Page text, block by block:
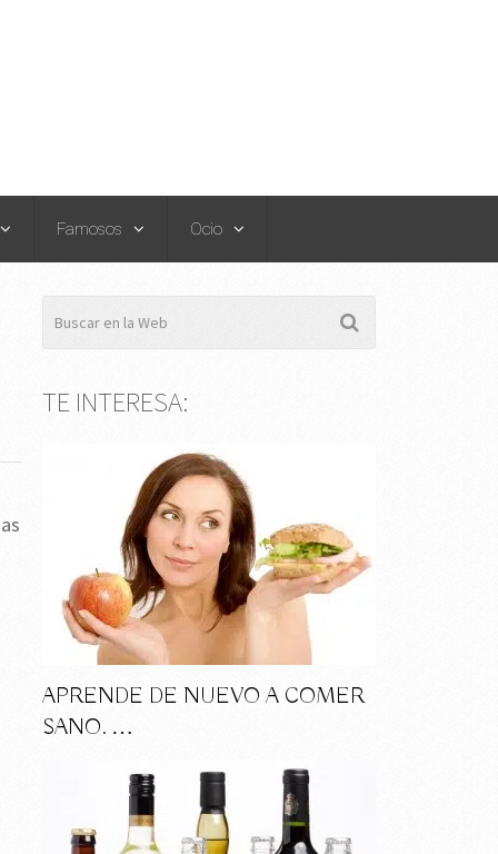
Famosos Ocio
TE INTERESA:
APRENDE DE NUEVO A COMER
SANO. …